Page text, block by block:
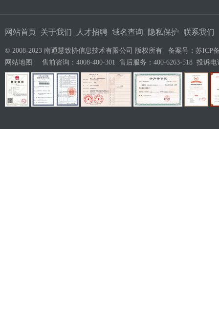
网站首页 关于我们 人才招聘 域名查询 隐私保护 联系我们
© 2008-2023 南通慧致协信息技术有限公司 版权所有 备案号： 苏ICP
网站地图
售前咨询：4008-400-301 售后服务：400-6263-518 投诉